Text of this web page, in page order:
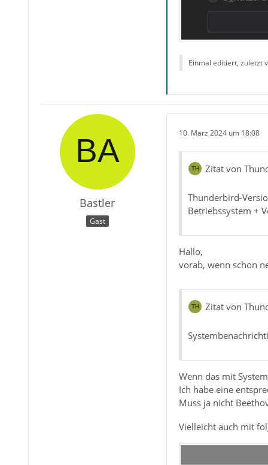
Einmal editiert, zuletzt
Bastler
Gast
10. März 2024 um 18:08
Zitat von
Thunderbird-
Betriebssystem +
Hallo,
vorab, wenn schon
Zitat von
Wenn das mit
Ich habe eine
Muss ja nicht
Vielleicht auch mit